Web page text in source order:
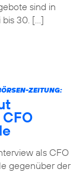
sind in
bis 30. […]
ZEITUNG:
als CFO
gegenüber der